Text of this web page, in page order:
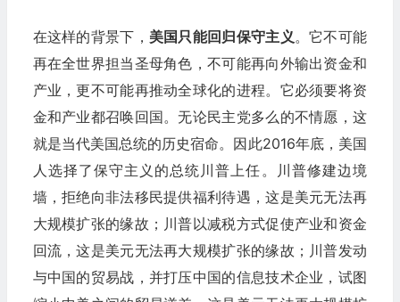
在这样的背景下， 美国只能回归保守主义 。它不可能
再在全世界担当圣母角色，不可能再向外输出资金和
产业，更不可能再推动全球化的进程。它必须要将资
金和产业都召唤回国。无论民主党多么的不情愿，这
就是当代美国总统的历史宿命。因此2016年底，美国
人选择了保守主义的总统川普上任。川普修建边境
墙，拒绝向非法移民提供福利待遇，这是美元无法再
大规模扩张的缘故；川普以减税方式促使产业和资金
回流，这是美元无法再大规模扩张的缘故；川普发动
与中国的贸易战，并打压中国的信息技术企业，试图